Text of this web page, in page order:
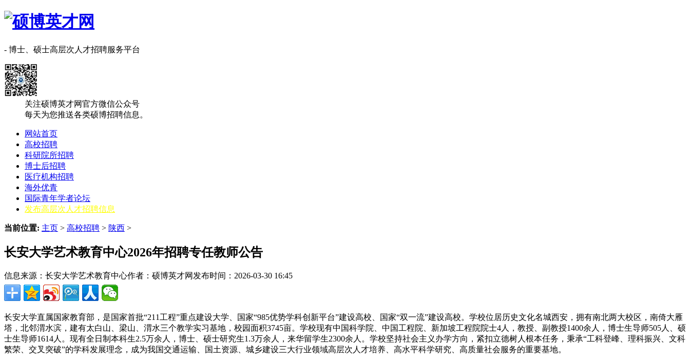
- 博士、硕士高层次人才招聘服务平台
关注硕博英才网官方微信公众号
每天为您推送各类硕博招聘信息。
网站首页
高校招聘
科研院所招聘
博士后招聘
医疗机构招聘
海外优青
国际青年学者论坛
发布高层次人才招聘信息
当前位置: 主页 > 高校招聘 > 陕西 >
长安大学艺术教育中心2026年招聘专任教师公告
信息来源：长安大学艺术教育中心作者：硕博英才网 发布时间：2026-03-30 16:45
长安大学直属国家教育部，是国家首批“211工程”重点建设大学、国家“985优势学科创新平台”建设高校、国家“双一流”建设高校。学校位居历史文化名城西安，拥有南北两大校区，南倚大雁
塔，北邻渭水滨，建有太白山、梁山、渭水三个教学实习基地，校园面积3745亩。学校现有中国科学院、中国工程院、新加坡工程院院士4人，教授、副教授1400余人，博士生导师505人、硕
士生导师1614人。现有全日制本科生2.5万余人，博士、硕士研究生1.3万余人，来华留学生2300余人。学校坚持社会主义办学方向，紧扣立德树人根本任务，秉承“工科登峰、理科振兴、文科
繁荣、交叉突破”的学科发展理念，成为我国交通运输、国土资源、城乡建设三大行业领域高层次人才培养、高水平科学研究、高质量社会服务的重要基地。